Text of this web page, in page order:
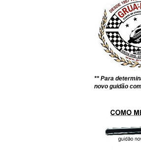
** Para
novo guidão